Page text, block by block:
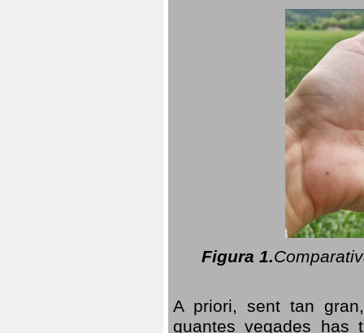
Figura 1.
A priori, sent tan
quantes vegades has